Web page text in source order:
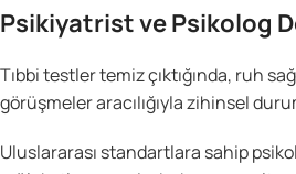
Psikiyatrist ve Psikolog
Tıbbi testler temiz çıktığında, ruh
görüşmeler aracılığıyla zihinsel
Uluslararası standartlara sahip